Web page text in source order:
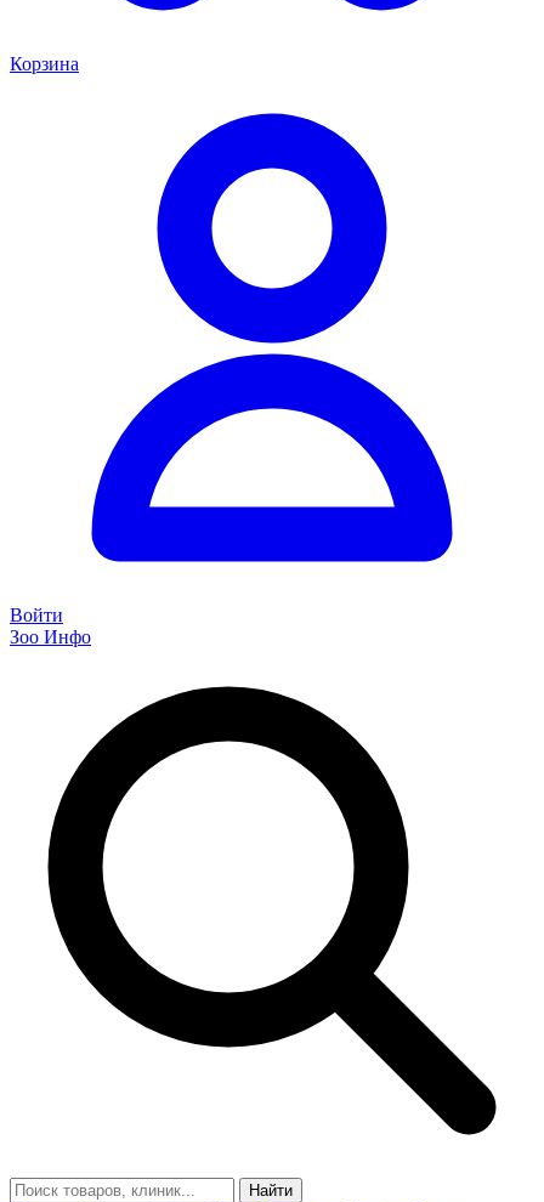
Корзина
Войти
Зоо Инфо
Найти